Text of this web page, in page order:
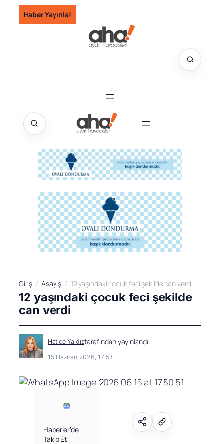
İçeriğe
geç
Haber Yayınla!
Giriş Asayiş 12 yaşındaki çocuk feci şekilde can verdi
12 yaşındaki çocuk feci şekilde
can verdi
Hatice Yaldıztarafından yayınlandı
15 Haziran 2026, 17:53
Haberler’de
Takip Et